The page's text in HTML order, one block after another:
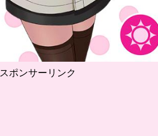
スポンサーリンク